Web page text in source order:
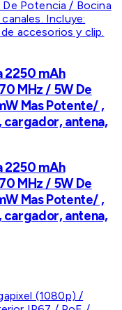
2250 mAh
MHz / 5W De
Mas Potente/ ,
cargador, antena,
2250 mAh
MHz / 5W De
Mas Potente/ ,
cargador, antena,